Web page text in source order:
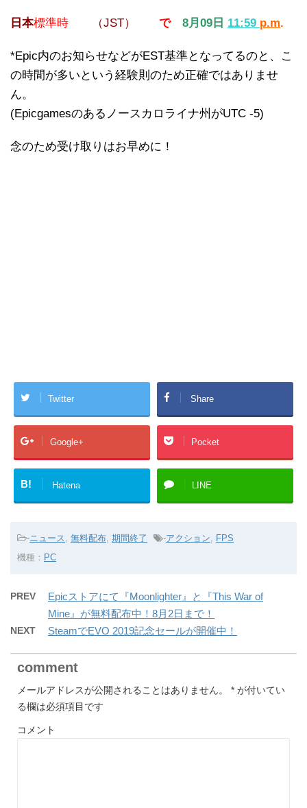
日本標準時 （JST） で 8月09日 11:59 p.m.
*Epic内のお知らせなどがEST基準となってるのと、こ
の時間が多いという経験則のため正確ではありませ
ん。
(Epicgamesのあるノースカロライナ州がUTC -5)
念のため受け取りはお早めに！
Twitter Share
Google+ Pocket
B! Hatena LINE
-ニュース, 無料配布, 期間終了 -アクション, FPS
機種： PC
PREV
Epicストアにて『Moonlighter』と『This War of
Mine』が無料配布中！8月2日まで！
NEXT SteamでEVO 2019記念セールが開催中！
comment
メールアドレスが公開されることはありません。 * が付いてい
る欄は必須項目です
コメント